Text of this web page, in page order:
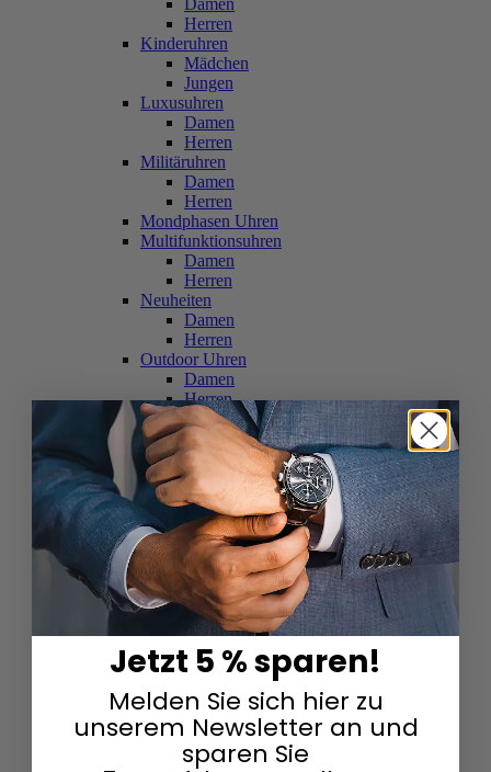
Damen
Herren
Kinderuhren
Mädchen
Jungen
Luxusuhren
Damen
Herren
Militäruhren
Damen
Herren
Mondphasen Uhren
Multifunktionsuhren
Damen
Herren
Neuheiten
Damen
Herren
Outdoor Uhren
Damen
Herren
Schweizer Uhren
Damen
Herren
Skelettuhren
Damen
Herren
Smartwatches
Damen
Herren
Solaruhren
Herren
Damen
Sportuhren
Damen
Herren
Swarovski & Edelsteine
Damen
Herren
Jetzt 5 % sparen!
Melden Sie sich hier zu
unserem Newsletter an und
sparen Sie